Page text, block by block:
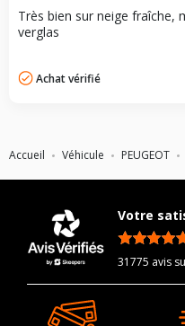
Accueil Véhicule PEUGEOT
Très bien sur neige fraîche,
verglas
Achat vérifié
Votre
31775 avis